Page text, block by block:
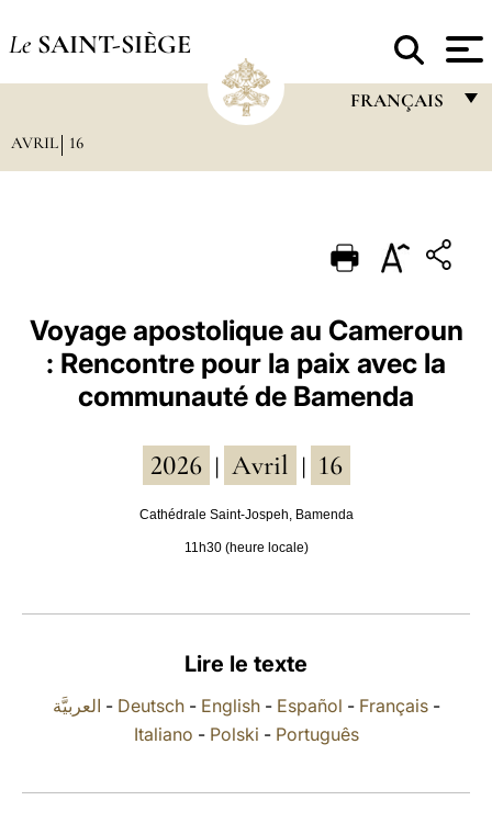
Le SAINT-SIÈGE
FRANÇAIS
PORTUGUÊS
DEUTSCH
POLSKI
العربيّة
中文
AVRIL 16
Voyage apostolique au Cameroun
: Rencontre pour la paix avec la
communauté de Bamenda
2026 Avril 16
Cathédrale Saint-Jospeh, Bamenda
11h30 (heure locale)
Lire le texte
العربيَّة - Deutsch- English- Español - Français-
Italiano - Polski - Português